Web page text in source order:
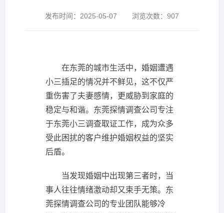
发布时间： 2025-05-07 浏览次数： 907
在东莞的城市生活中，婚姻遭遇
小三插足的情况并不鲜见，这不仅严
重伤害了夫妻感情，更威胁到家庭的
稳定与和谐。东莞探情调查公司专注
于东莞小三调查取证工作，成为众多
受此困扰的客户维护婚姻权益的坚实
后盾。
当发现婚姻中出现第三者时，当
事人往往情绪激动却又束手无策。东
莞探情调查公司的专业团队能够冷